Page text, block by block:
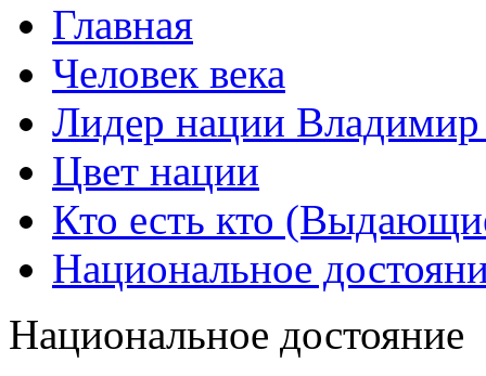
Главная
Человек века
Лидер нации
Цвет нации
Кто есть кто
Национальное
Национальное достояние